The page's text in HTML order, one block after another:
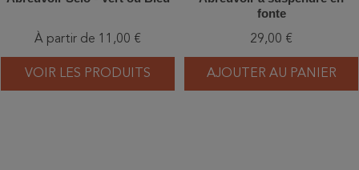
À partir de 11,00 €
VOIR LES PRODUITS
fonte
29,00 €
AJOUTER AU PANIER